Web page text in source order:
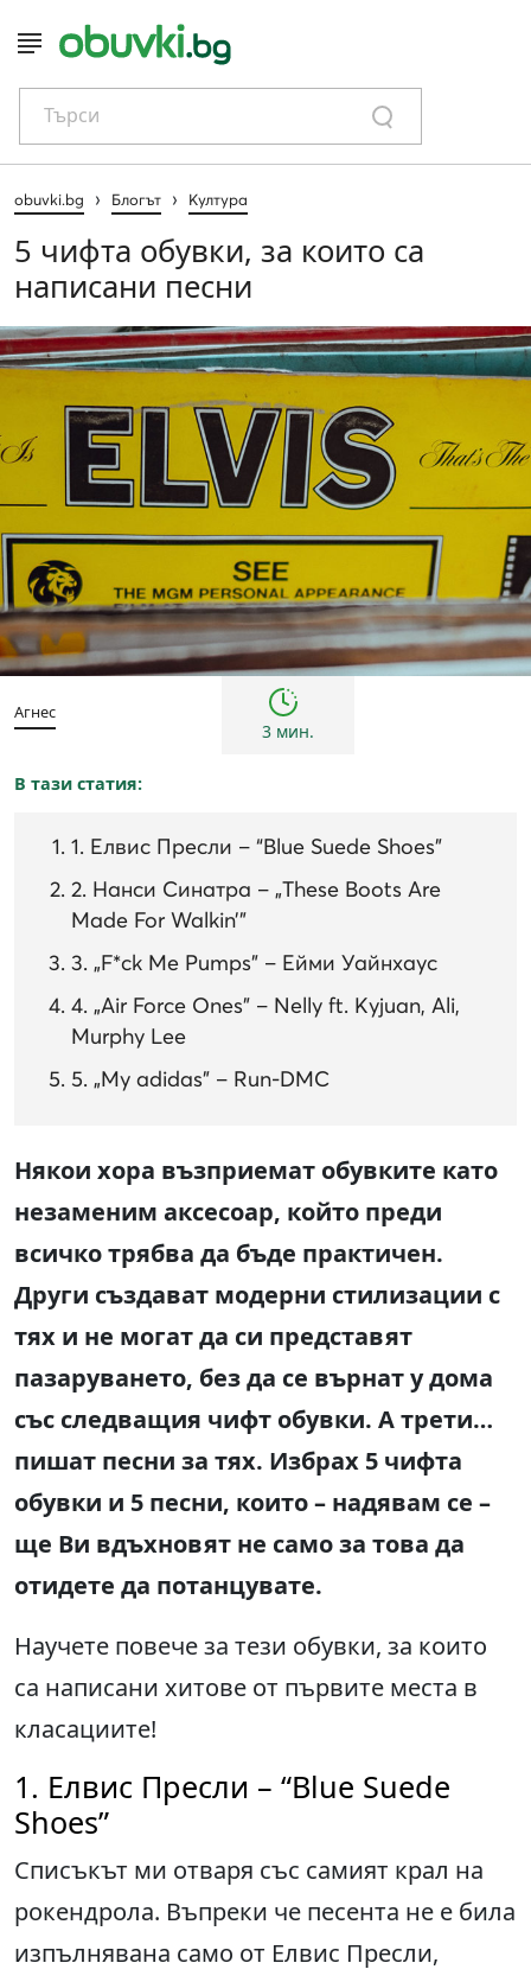
Търси
obuvki.bg › Блогът › Култура
5 чифта обувки, за които са
написани песни
Култура
Агнес
3 мин.
В тази статия:
1. Елвис Пресли – “Blue Suede Shoes”
2. Нанси Синатра – „These Boots Are
Made For Walkin’”
3. „F*ck Me Pumps” – Ейми Уайнхаус
4. „Air Force Ones” – Nelly ft. Kyjuan, Ali,
Murphy Lee
5. „My adidas” – Run-DMC
Някои хора възприемат обувките като
незаменим аксесоар, който преди
всичко трябва да бъде практичен.
Други създават модерни стилизации с
тях и не могат да си представят
пазаруването, без да се върнат у дома
със следващия чифт обувки. А трети…
пишат песни за тях. Избрах 5 чифта
обувки и 5 песни, които – надявам се –
ще Ви вдъхновят не само за това да
отидете да потанцувате.
Научете повече за тези обувки, за които
са написани хитове от първите места в
класациите!
1. Елвис Пресли – “Blue Suede
Shoes”
Списъкът ми отваря със самият крал на
рокендрола. Въпреки че песента не е била
изпълнявана само от Елвис Пресли,